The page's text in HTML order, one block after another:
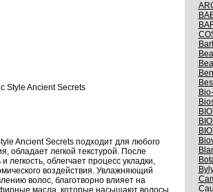
Style Ancient Secrets
Ancient Secrets подходит для любого
обладает легкой текстурой. После
облегчает процесс укладки,
воздействия. Увлажняющий
волос, благотворно влияет на
масла, которые насыщают волосы